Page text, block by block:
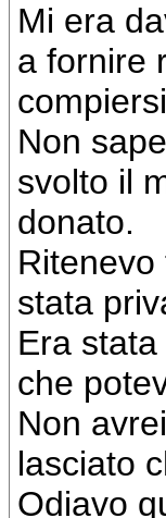
Mi era
a fornire
Non
svolto il
donato.
stata
Era
che
Non
lasciato
Odiavo